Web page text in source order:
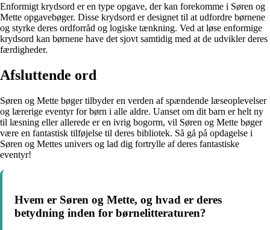
Enformigt krydsord er en type opgave, der kan forekomme i Søren og
Mette opgavebøger. Disse krydsord er designet til at udfordre børnene
og styrke deres ordforråd og logiske tænkning. Ved at løse enformige
krydsord kan børnene have det sjovt samtidig med at de udvikler deres
færdigheder.
Afsluttende ord
Søren og Mette bøger tilbyder en verden af spændende læseoplevelser
og lærerige eventyr for børn i alle aldre. Uanset om dit barn er helt ny
til læsning eller allerede er en ivrig bogorm, vil Søren og Mette bøger
være en fantastisk tilføjelse til deres bibliotek. Så gå på opdagelse i
Søren og Mettes univers og lad dig fortrylle af deres fantastiske
eventyr!
Hvem er Søren og Mette, og hvad er deres
betydning inden for børnelitteraturen?